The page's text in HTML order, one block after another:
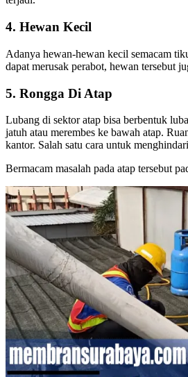
4. Hewan Kecil
Adanya hewan-hewan kecil semacam
dapat merusak perabot, hewan tersebut
5. Rongga Di Atap
Lubang di sektor atap bisa berbentuk
jatuh atau merembes ke bawah atap.
kantor. Salah satu cara untuk
Bermacam masalah pada atap tersebut